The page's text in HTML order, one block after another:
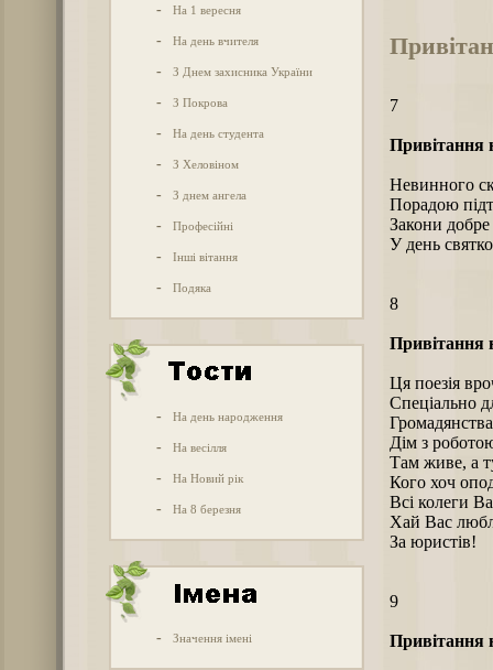
- На 1 вересня
- На день вчителя
- З Днем захисника України
- З Покрова
- На день студента
- З Хеловіном
- З днем ангела
- Професійні
- Інші вітання
- Подяка
- На день народження
- На весілля
- На Новий рік
- На 8 березня
- Значення імені
7
Привітання
Невинного
Порадою
Закони добре
У день
8
Привітання
Ця поезія
Спеціально
Дім з
Там живе, а
Кого хоч
Всі колеги
Хай Вас
За юристів!
9
Привітання